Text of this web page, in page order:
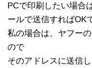
PCで印刷したい場合
ールで送信すればOK
私の場合は、ヤフー
ので
そのアドレスに送信